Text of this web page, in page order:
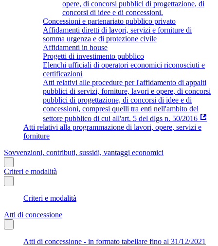
opere, di concorsi pubblici di progettazione, di
concorsi di idee e di concessioni.
Concessioni e partenariato pubblico privato
Affidamenti diretti di lavori, servizi e forniture di
somma urgenza e di protezione civile
Affidamenti in house
Progetti di investimento pubblico
Elenchi ufficiali di operatori economici riconosciuti e
certificazioni
Atti relativi alle procedure per l'affidamento di appalti
pubblici di servizi, forniture, lavori e opere, di concorsi
pubblici di progettazione, di concorsi di idee e di
concessioni, compresi quelli tra enti nell'ambito del
settore pubblico di cui all'art. 5 del dlgs n. 50/2016
Atti relativi alla programmazione di lavori, opere, servizi e
forniture
Sovvenzioni, contributi, sussidi, vantaggi economici
Criteri e modalità
Criteri e modalità
Atti di concessione
Atti di concessione - in formato tabellare fino al 31/12/2021